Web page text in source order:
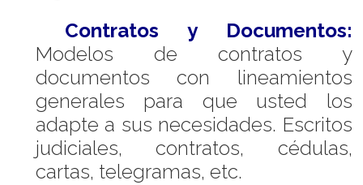
Contratos y Documentos:
Modelos de contratos y
documentos con lineamientos
generales para que usted los
adapte a sus necesidades. Escritos
judiciales, contratos, cédulas,
cartas, telegramas, etc.